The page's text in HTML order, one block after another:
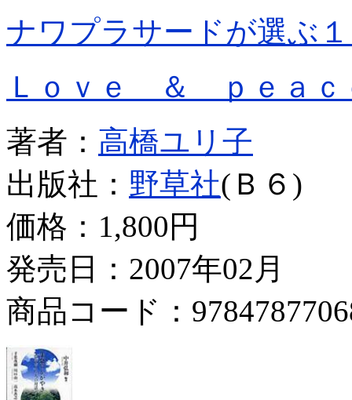
ナワプラサードが選ぶ
Ｌｏｖｅ ＆ ｐｅａｃ
著者： 高橋ユリ子
出版社： 野草社(Ｂ６)
価格： 1,800円
発売日：2007年02月
商品コード：